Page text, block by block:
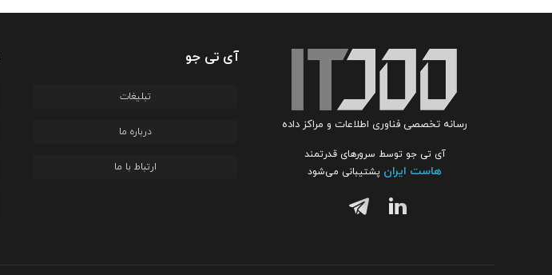
رسانه تخصصی فناوری اطلاعات و مراکز داده
آی تی جو توسط سرورهای قدرتمند
هاست ایران پشتیبانی می‌شود
آی تی جو
تبلیغات
درباره ما
ارتباط با ما